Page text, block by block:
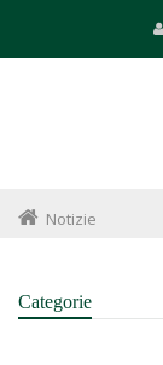
Notizie
Categorie